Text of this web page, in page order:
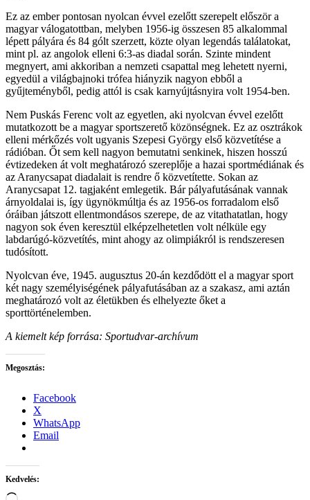
Ez az ember pontosan nyolcan évvel ezelőtt szerepelt először a
magyar válogatottban, melyben 1956-ig összesen 85 alkalommal
lépett pályára és 84 gólt szerzett, közte olyan legendás találatokat,
mint pl. az angolok elleni 6:3-as diadal során. Szinte mindent
megnyert, ami akkoriban a nemzeti csapattal meg lehetett nyerni,
egyedül a világbajnoki trófea hiányzik nagyon ebből a
gyűjteményből, pedig attól is csak karnyújtásnyira volt 1954-ben.
Nem Puskás Ferenc volt az egyetlen, aki nyolcvan évvel ezelőtt
mutatkozott be a magyar sportszerető közönségnek. Ez az osztrákok
elleni mérkőzés volt ugyanis Szepesi György első közvetítése a
rádióban. Őt sem kell nagyon bemutatni senkinek, hiszen hosszú
évtizedeken át volt meghatározó szereplője a hazai sportmédiának és
az Aranycsapat diadalait is rendre ő közvetítette. Sokan az
Aranycsapat 12. tagjaként emlegetik. Bár pályafutásának vannak
árnyoldalai is, így ügynökmúltja és az 1956-os forradalom első
óráiban játszott ellentmondásos szerepe, de az vitathatatlan, hogy
nagyon sok éven keresztül elképzelhetetlen volt nélküle egy
labdarúgó-közvetítés, mint ahogy az olimpiákról is rendszeresen
tudósított.
Nyolcvan éve, 1945. augusztus 20-án kezdődött el a magyar sport
két nagy személyiségének pályafutásában az a szakasz, ami aztán
meghatározó volt az életükben és elhelyezte őket a
sporttörténelemben.
A kiemelt kép forrása: Sportudvar-archívum
Megosztás:
Facebook
X
WhatsApp
Email
Kedvelés: